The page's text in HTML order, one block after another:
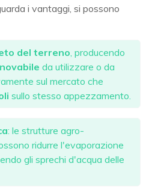
i vantaggi, si possono
del terreno , producendo
da utilizzare o da
sul mercato che
sullo stesso appezzamento.
: le strutture agro-
ridurre l'evaporazione
gli sprechi d'acqua delle